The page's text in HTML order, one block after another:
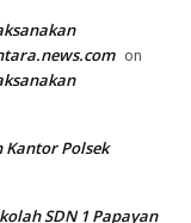
on
Polsek
SDN 1 Papayan